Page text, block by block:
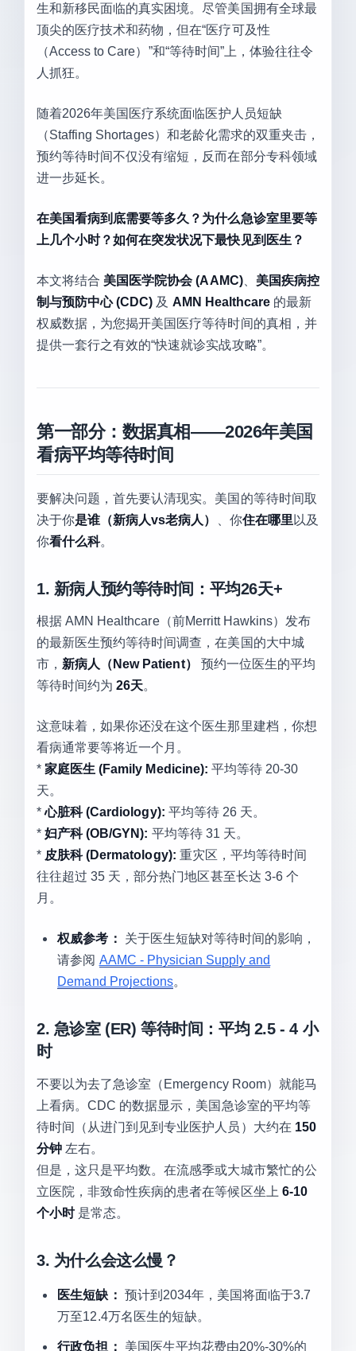
生和新移民面临的真实困境。尽管美国拥有全球最
顶尖的医疗技术和药物，但在“医疗可及性
（Access to Care）”和“等待时间”上，体验往往令
人抓狂。
随着2026年美国医疗系统面临医护人员短缺
（Staffing Shortages）和老龄化需求的双重夹击，
预约等待时间不仅没有缩短，反而在部分专科领域
进一步延长。
在美国看病到底需要等多久？为什么急诊室里要等
上几个小时？如何在突发状况下最快见到医生？
本文将结合 美国医学院协会 (AAMC)、 美国疾病控
制与预防中心 (CDC) 及 AMN Healthcare的最新
权威数据，为您揭开美国医疗等待时间的真相，并
提供一套行之有效的“快速就诊实战攻略”。
第一部分：数据真相——2026年美国
看病平均等待时间
要解决问题，首先要认清现实。美国的等待时间取
决于你是谁（新病人vs老病人） 、你住在哪里 以及
你看什么科。
1. 新病人预约等待时间：平均26天+
根据 AMN Healthcare（前Merritt Hawkins）发布
的最新医生预约等待时间调查，在美国的大中城
市， 新病人（New Patient）
预约一位医生的平均
等待时间约为26天。
这意味着，如果你还没在这个医生那里建档，你想
看病通常要等将近一个月。
*家庭医生 (Family Medicine): 平均等待 20-30
天。
*心脏科 (Cardiology): 平均等待 26 天。
*妇产科 (OB/GYN): 平均等待 31 天。
* 皮肤科 (Dermatology): 重灾区，平均等待时间
往往超过 35 天，部分热门地区甚至长达 3-6 个
月。
权威参考：
关于医生短缺对等待时间的影响，
请参阅 AAMC - Physician Supply and
Demand Projections。
2. 急诊室 (ER) 等待时间：平均 2.5 - 4 小
时
不要以为去了急诊室（Emergency Room）就能马
上看病。CDC 的数据显示，美国急诊室的平均等
待时间（从进门到见到专业医护人员）大约在 150
分钟 左右。
但是，这只是平均数。在流感季或大城市繁忙的公
立医院，非致命性疾病的患者在等候区坐上 6-10
个小时是常态。
3. 为什么会这么慢？
医生短缺： 预计到2034年，美国将面临于3.7
万至12.4万名医生的短缺。
行政负担： 美国医生平均花费由20%-30%的